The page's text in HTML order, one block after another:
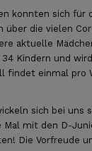
konnten sich für
über die vielen
aktuelle
Kindern und
findet einmal pro
sich bei uns
Mal mit den D-
Die Vorfreude